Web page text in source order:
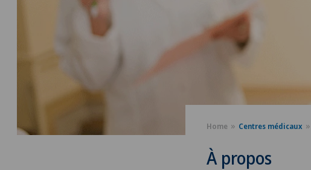
Home Centres médicaux
À propos